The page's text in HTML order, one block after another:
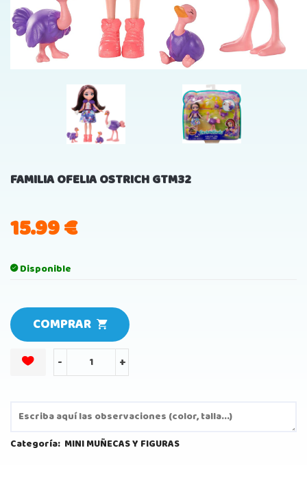
FAMILIA OFELIA OSTRICH GTM32
15.99€
Disponible
COMPRAR
- +
Categoría: MINI MUÑECAS Y FIGURAS